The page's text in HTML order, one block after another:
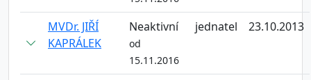
MVDr. JIŘÍ
KAPRÁLEK
Neaktivní
od
15.11.2016
jednatel 23.10.2013